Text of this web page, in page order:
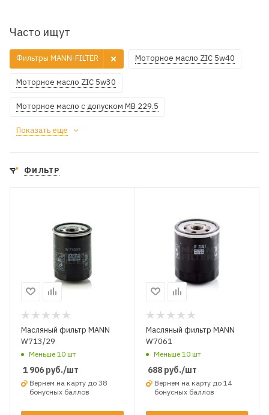
Часто ищут
Моторное масло ZIC 5w40
Моторное масло ZIC 5w30
Моторное масло с допуском MB 229.5
Фильтры MANN-FILTER
Показать еще
ФИЛЬТР
Масляный фильтр MANN
W713/29
Меньше 10 шт
1 906 руб./шт
Вернем на карту до 38
бонусных баллов
Масляный фильтр MANN
W7061
Меньше 10 шт
688руб./шт
Вернем на карту до 14
бонусных баллов